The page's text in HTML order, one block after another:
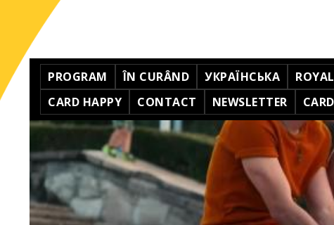
PROGRAM ÎN CURÂND УКРАЇНСЬКА
CARD HAPPY
CONTACT NEWSLETTER